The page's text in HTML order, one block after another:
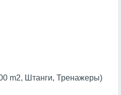
m2, Штанги, Тренажеры)